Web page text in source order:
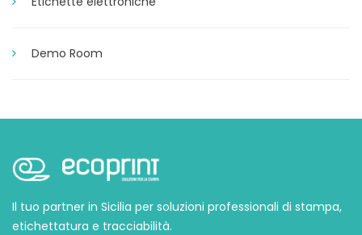
Demo Room
Il tuo partner in Sicilia per soluzioni professionali di stampa,
etichettatura e tracciabilità.